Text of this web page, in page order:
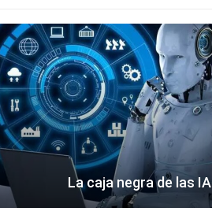
La caja negra de las IA